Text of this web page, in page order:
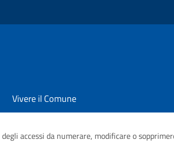
Vivere il Comune
accessi da numerare, modificare o